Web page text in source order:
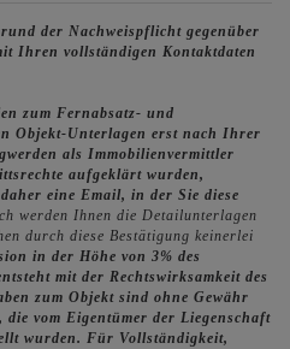
der Nachweispflicht gegenüber
Ihren vollständigen Kontaktdaten
zum Fernabsatz- und
Objekt-Unterlagen erst nach Ihrer
als Immobilienvermittler
aufgeklärt wurden,
eine Email, in der Sie diese
werden Ihnen die Detailunterlagen
durch diese Bestätigung keinerlei
in der Höhe von 3% des
mit der Rechtswirksamkeit des
zum Objekt sind ohne Gewähr
vom Eigentümer der Liegenschaft
wurden. Für Vollständigkeit,